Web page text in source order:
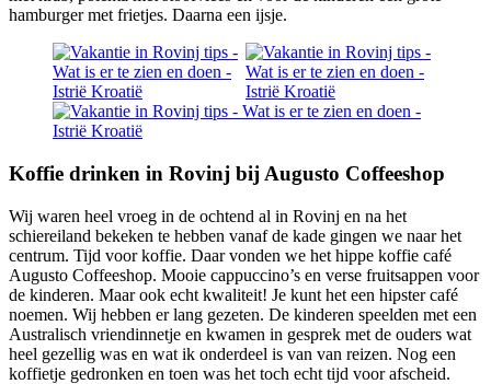
hamburger met frietjes. Daarna een ijsje.
Koffie drinken in Rovinj bij Augusto Coffeeshop
Wij waren heel vroeg in de ochtend al in Rovinj en na het
schiereiland bekeken te hebben vanaf de kade gingen we naar het
centrum. Tijd voor koffie. Daar vonden we het hippe koffie café
Augusto Coffeeshop. Mooie cappuccino’s en verse fruitsappen voor
de kinderen. Maar ook echt kwaliteit! Je kunt het een hipster café
noemen. Wij hebben er lang gezeten. De kinderen speelden met een
Australisch vriendinnetje en kwamen in gesprek met de ouders wat
heel gezellig was en wat ik onderdeel is van van reizen. Nog een
koffietje gedronken en toen was het toch echt tijd voor afscheid.